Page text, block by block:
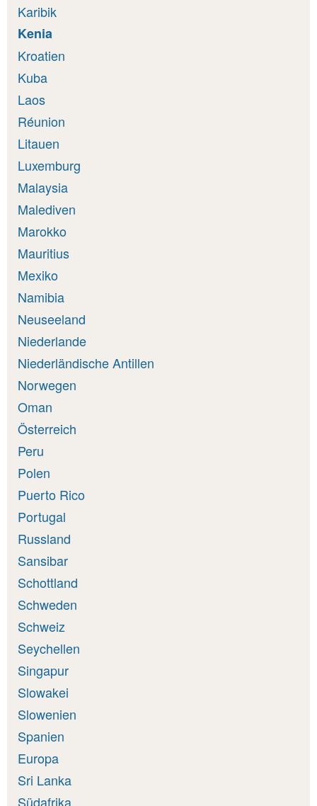
Karibik
Kenia
Kroatien
Kuba
Laos
Réunion
Litauen
Luxemburg
Malaysia
Malediven
Marokko
Mauritius
Mexiko
Namibia
Neuseeland
Niederlande
Niederländische Antillen
Norwegen
Oman
Österreich
Peru
Polen
Puerto Rico
Portugal
Russland
Sansibar
Schottland
Schweden
Schweiz
Seychellen
Singapur
Slowakei
Slowenien
Spanien
Europa
Sri Lanka
Südafrika